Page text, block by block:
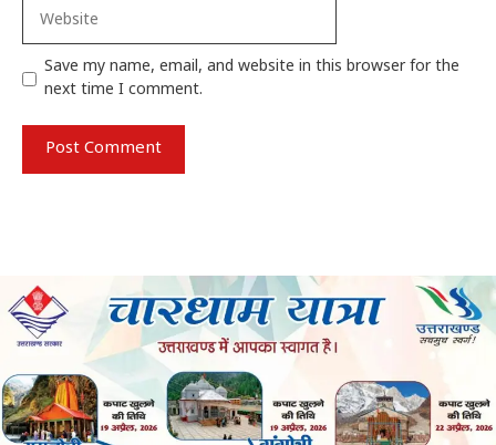
Website
Save my name, email, and website in this browser for the
next time I comment.